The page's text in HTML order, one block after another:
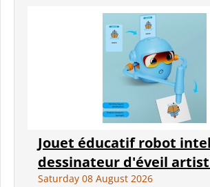
Jouet éducatif robot
dessinateur d'éveil
Saturday 08 August 2026